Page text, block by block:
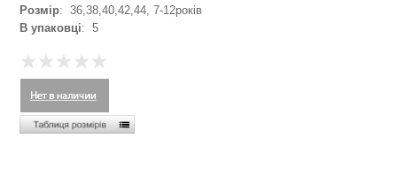
Розмір: 36,38,40,42,44, 7-12років
В упаковці: 5